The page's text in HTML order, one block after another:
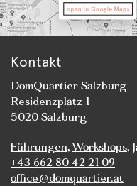
Kontakt
DomQuartier Salzburg
Residenzplatz 1
5020 Salzburg
Führungen,Workshops,
+43 662 80 42 21 09
office@domquartier.at